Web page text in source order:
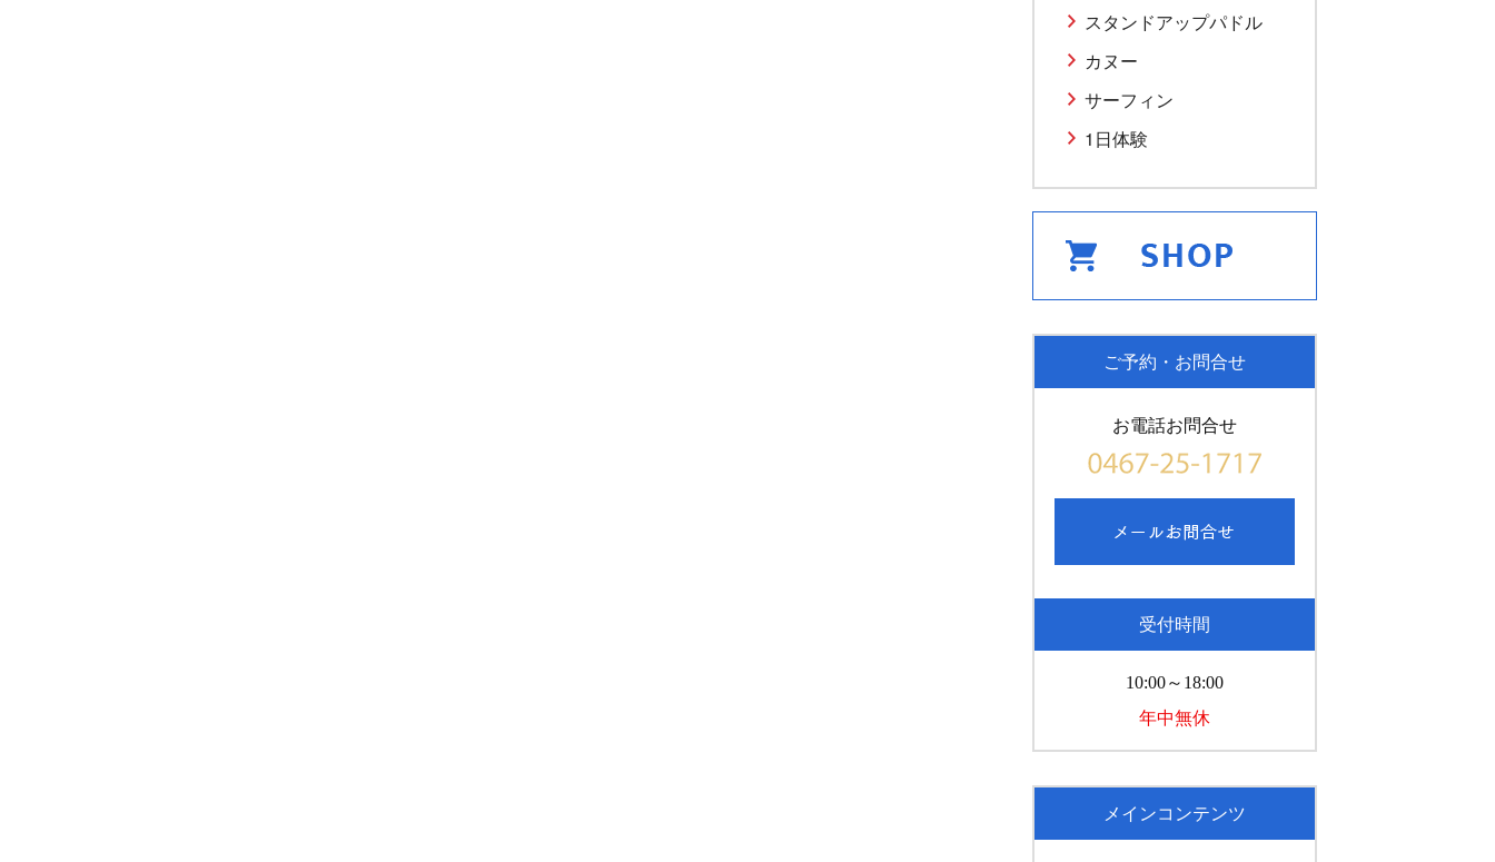
スタンドアップパドル
カヌー
サーフィン
1日体験
ご予約・お問合せ
お電話お問合せ
受付時間
10:00～18:00
年中無休
メインコンテンツ